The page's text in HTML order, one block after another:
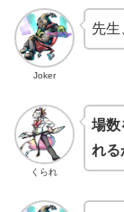
Joker
先生
くられ
場数
れる